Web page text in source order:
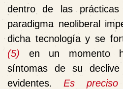
dentro de las
paradigma neoliberal
dicha tecnología y se
(5) en un momento
síntomas de su
evidentes.Es